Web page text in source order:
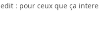
edit : pour ceux que ça